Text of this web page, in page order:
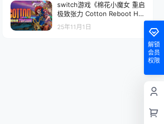
switch游戏《棉花小魔女 重启
极致张力 Cotton Reboot Hig
h Tension》美版+1.0.6补丁
下载
25年11月1日
解锁
会员
权限